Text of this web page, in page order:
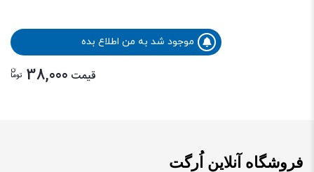
موجود شد به من اطلاع بده
قیمت 38,000 توما
ن
فروشگاه آنلاین اُرگت